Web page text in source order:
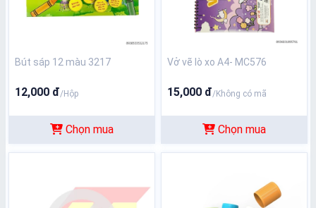
Bút sáp 12 màu 3217
12,000 đ/Hộp
Chọn mua
Vở vẽ lò xo A4- MC576
15,000 đ/Không có mã
Chọn mua